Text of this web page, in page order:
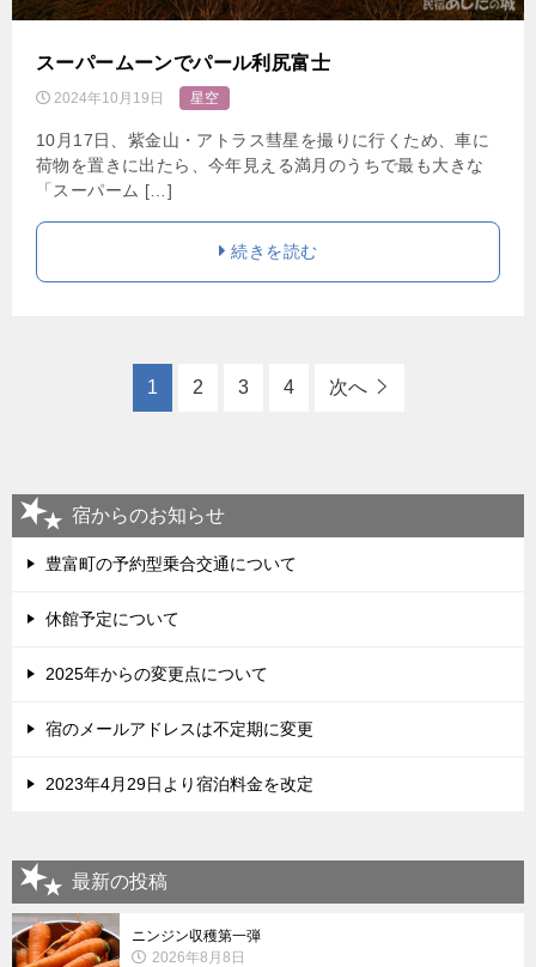
スーパームーンでパール利尻富士
2024年10月19日 星空
10月17日、紫金山・アトラス彗星を撮りに行くため、車に
荷物を置きに出たら、今年見える満月のうちで最も大きな
「スーパーム […]
続きを読む
1 2 3 4 次へ
宿からのお知らせ
豊富町の予約型乗合交通について
休館予定について
2025年からの変更点について
宿のメールアドレスは不定期に変更
2023年4月29日より宿泊料金を改定
最新の投稿
ニンジン収穫第一弾
2026年8月8日